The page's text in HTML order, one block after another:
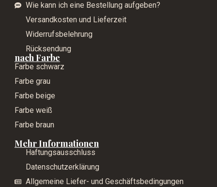
Wie kann ich eine Bestellung aufgeben?
Versandkosten und Lieferzeit
Widerrufsbelehrung
Rücksendung
nach Farbe
Farbe schwarz
Farbe grau
Farbe beige
Farbe weiß
Farbe braun
Mehr Informationen
Haftungsausschluss
Datenschutzerklärung
Allgemeine Liefer- und Geschäftsbedingungen